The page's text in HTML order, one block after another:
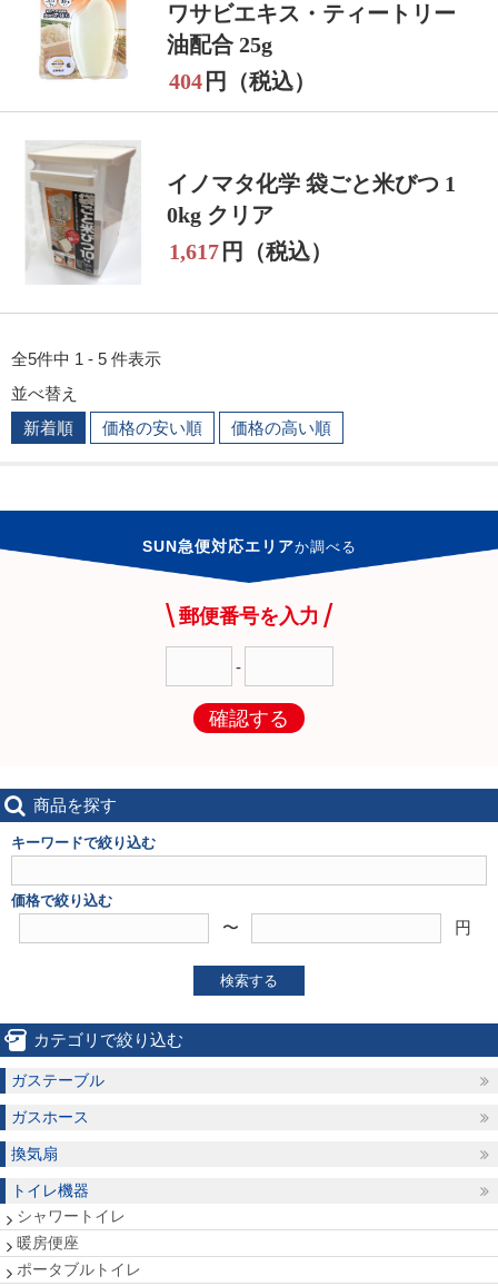
ワサビエキス・ティートリー
油配合 25g
404 円（税込）
イノマタ化学 袋ごと米びつ 1
0kg クリア
1,617 円（税込）
全5件中 1 - 5 件表示
並べ替え
新着順
価格の安い順 価格の高い順
SUN急便対応エリアか調べる
郵便番号を入力
-
確認する
商品を探す
キーワードで絞り込む
価格で絞り込む
〜 円
検索する
カテゴリで絞り込む
ガステーブル
ガスホース
換気扇
トイレ機器
シャワートイレ
暖房便座
ポータブルトイレ